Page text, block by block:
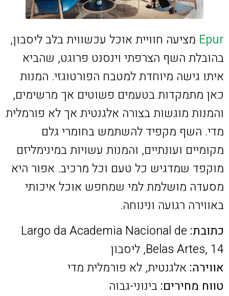
Epur מציעה חוויית אוכל עכשווית בלב ליסבון,
בהובלת השף הצרפתי וינסנט פרוגט, שהביא
איתו גישה מיוחדת למטבח הפורטוגזי. המנות
כאן מתמקדות בטעמים פשוטים אך מרשימים,
והמנות מוגשות בצורה אלגנטית אך לא פורמלית
מדי. השף מקפיד להשתמש בחומרי גלם
מקומיים ועונתיים, והמנות עשויות במינימליזם
מוקפד שמדגיש כל טעם וכל מרכיב. אפור היא
מסעדה מושלמת למי שמחפש אוכל איכותי
באווירה רגועה ונינוחה.
כתובת: Largo da Academia Nacional de
Belas Artes, 14, ליסבון
אווירה: אלגנטית, לא פורמלית מדי
טווח מחירים: בינוני-גבוה